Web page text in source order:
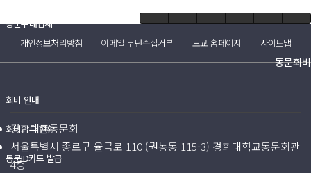
동문우대업체
동문회비
회비 안내
회비납부 현황
동문ID카드 발급
개인정보처리방침 이메일 무단수집거부 모교 홈페이지 사이트맵
경희대총동문회
서울특별시 종로구 율곡로 110 (권농동 115-3) 경희대학교동문회관
4층